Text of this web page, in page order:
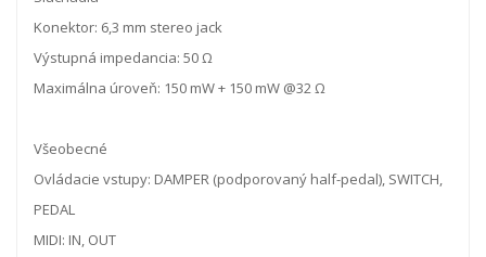
Konektor: 6,3 mm stereo jack
Výstupná impedancia: 50 Ω
Maximálna úroveň: 150 mW + 150 mW @32 Ω
Všeobecné
Ovládacie vstupy: DAMPER (podporovaný half-pedal), SWITCH,
PEDAL
MIDI: IN, OUT